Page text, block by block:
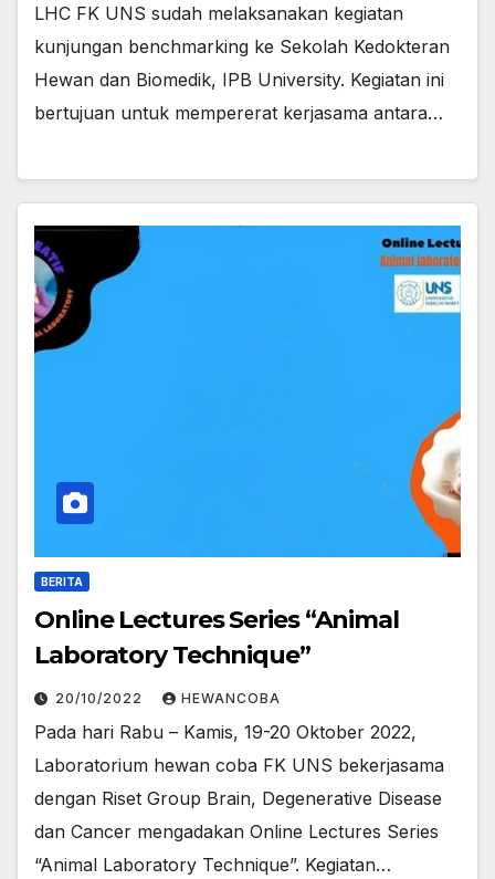
LHC FK UNS sudah melaksanakan kegiatan
kunjungan benchmarking ke Sekolah Kedokteran
Hewan dan Biomedik, IPB University. Kegiatan ini
bertujuan untuk mempererat kerjasama antara…
BERITA
Online Lectures Series “Animal
Laboratory Technique”
20/10/2022 HEWANCOBA
Pada hari Rabu – Kamis, 19-20 Oktober 2022,
Laboratorium hewan coba FK UNS bekerjasama
dengan Riset Group Brain, Degenerative Disease
dan Cancer mengadakan Online Lectures Series
“Animal Laboratory Technique”. Kegiatan…